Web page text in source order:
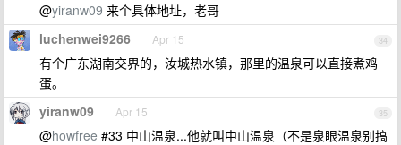
@yiranw09 来个具体地址，老哥
34
luchenwei9266 Apr 15
有个广东湖南交界的，汝城热水镇，那里的温泉可以直接煮鸡
蛋。
35
yiranw09 Apr 15
@howfree #33 中山温泉...他就叫中山温泉（不是泉眼温泉别搞